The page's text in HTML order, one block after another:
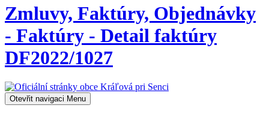
Zmluvy, Faktúry, Objednávky
- Faktúry - Detail faktúry
DF2022/1027
Otevřit navigaci Menu